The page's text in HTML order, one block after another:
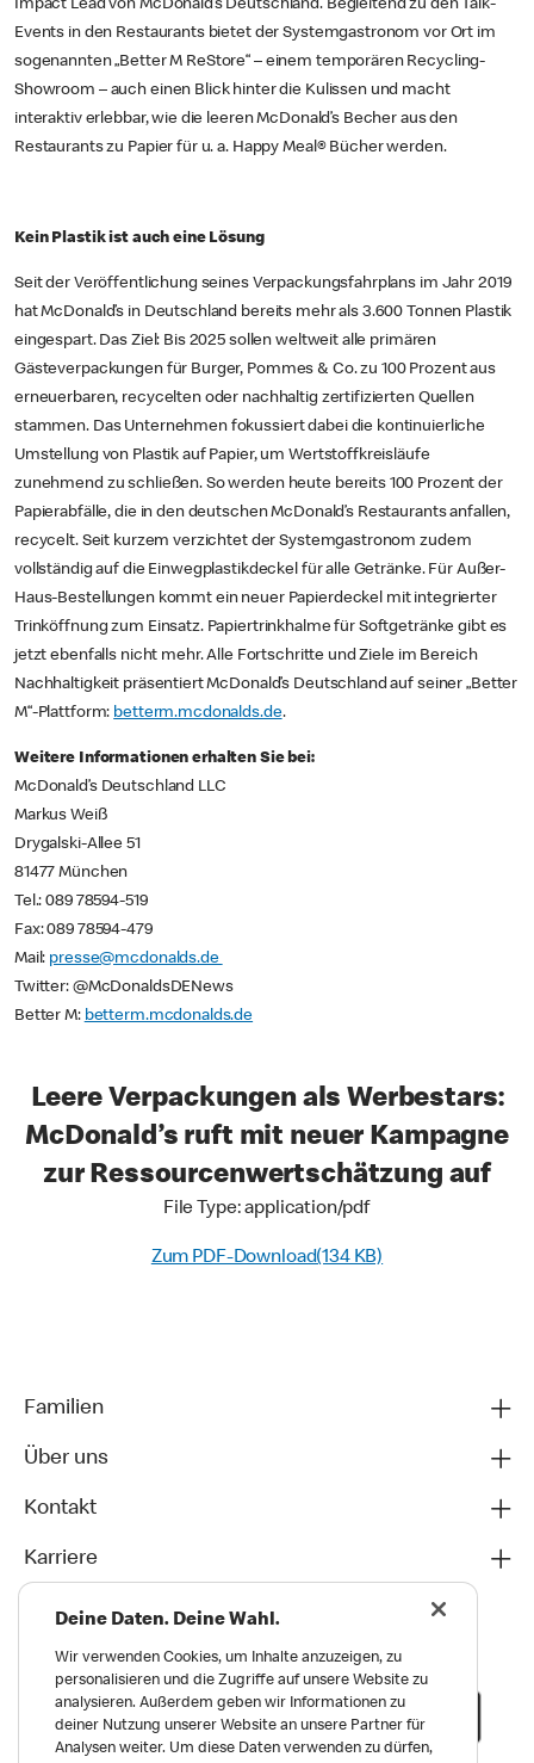
Impact Lead von McDonald’s Deutschland. Begleitend zu den Talk-
Events in den Restaurants bietet der Systemgastronom vor Ort im
sogenannten „Better M ReStore“ – einem temporären Recycling-
Showroom – auch einen Blick hinter die Kulissen und macht
interaktiv erlebbar, wie die leeren McDonald’s Becher aus den
Restaurants zu Papier für u. a. Happy Meal® Bücher werden.
Kein Plastik ist auch eine Lösung
Seit der Veröffentlichung seines Verpackungsfahrplans im Jahr 2019
hat McDonald’s in Deutschland bereits mehr als 3.600 Tonnen Plastik
eingespart. Das Ziel: Bis 2025 sollen weltweit alle primären
Gästeverpackungen für Burger, Pommes & Co. zu 100 Prozent aus
erneuerbaren, recycelten oder nachhaltig zertifizierten Quellen
stammen. Das Unternehmen fokussiert dabei die kontinuierliche
Umstellung von Plastik auf Papier, um Wertstoffkreisläufe
zunehmend zu schließen. So werden heute bereits 100 Prozent der
Papierabfälle, die in den deutschen McDonald’s Restaurants anfallen,
recycelt. Seit kurzem verzichtet der Systemgastronom zudem
vollständig auf die Einwegplastikdeckel für alle Getränke. Für Außer-
Haus-Bestellungen kommt ein neuer Papierdeckel mit integrierter
Trinköffnung zum Einsatz. Papiertrinkhalme für Softgetränke gibt es
jetzt ebenfalls nicht mehr. Alle Fortschritte und Ziele im Bereich
Nachhaltigkeit präsentiert McDonald’s Deutschland auf seiner „Better
M“-Plattform: betterm.mcdonalds.de.
Weitere Informationen erhalten Sie bei:
McDonald’s Deutschland LLC
Markus Weiß
Drygalski-Allee 51
81477 München
Tel.: 089 78594-519
Fax: 089 78594-479
Mail: presse@mcdonalds.de
Twitter: @McDonaldsDENews
Better M: betterm.mcdonalds.de
Leere Verpackungen als Werbestars:
McDonald’s ruft mit neuer Kampagne
zur Ressourcenwertschätzung auf
File Type: application/pdf
Zum PDF-Download(134 KB)
Familien
Über uns
Kontakt
Karriere
Deine Daten. Deine Wahl.
Wir verwenden Cookies, um Inhalte anzuzeigen, zu
personalisieren und die Zugriffe auf unsere Website zu
analysieren. Außerdem geben wir Informationen zu
deiner Nutzung unserer Website an unsere Partner für
Analysen weiter. Um diese Daten verwenden zu dürfen,